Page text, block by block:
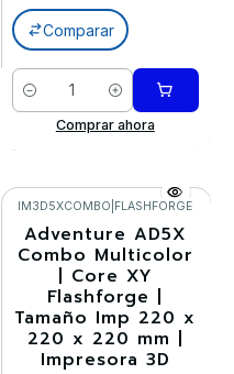
Comparar
Cantidad
Comprar ahora
-20%
Agotado
IM3D5XCOMBO FLASHFORGE
Adventure AD5X
Combo Multicolor
| Core XY
Flashforge |
Tamaño Imp 220 x
220 x 220 mm |
Impresora 3D